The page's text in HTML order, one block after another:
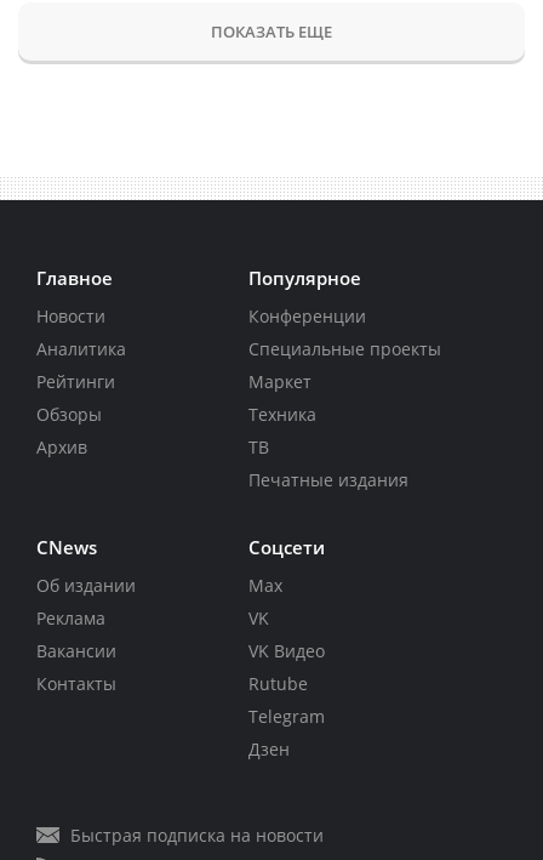
ПОКАЗАТЬ ЕЩЕ
Главное
Новости
Аналитика
Рейтинги
Обзоры
Архив
Популярное
Конференции
Специальные проекты
Маркет
Техника
ТВ
Печатные издания
CNews
Об издании
Реклама
Вакансии
Контакты
Соцсети
Max
VK
VK Видео
Rutube
Telegram
Дзен
Быстрая подписка на новости